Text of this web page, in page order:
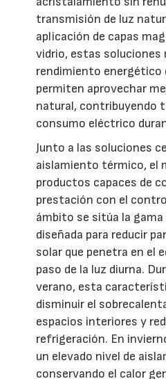
transmisión de luz
aplicación de capas
vidrio, estas soluciones
rendimiento energético
permiten aprovechar
natural, contribuyendo
consumo eléctrico
Junto a las soluciones
aislamiento térmico, el
productos capaces de
prestación con el
ámbito se sitúa la gama
diseñada para reducir
solar que penetra en el
paso de la luz diurna.
verano, esta
disminuir el
espacios interiores y
refrigeración. En
un elevado nivel de
conservando el calor